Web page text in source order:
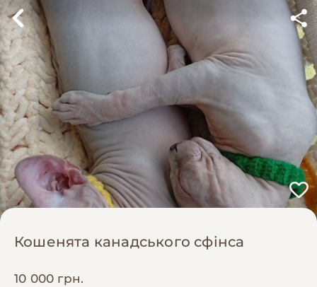
Кошенята канадського сфінса
10 000 грн.